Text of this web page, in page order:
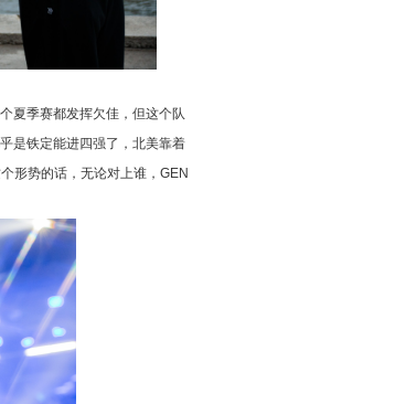
夏季赛都发挥欠佳，但这个队
是铁定能进四强了，北美靠着
形势的话，无论对上谁，GEN